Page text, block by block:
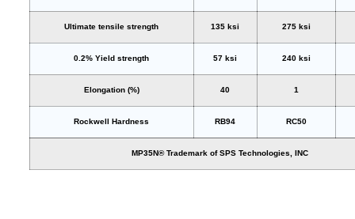
Ultimate tensile strength 135 ksi 275 ksi
0.2% Yield strength 57 ksi 240 ksi
Elongation (%) 40 1
Rockwell Hardness RB94 RC50
MP35N® Trademark of SPS Technologies, INC